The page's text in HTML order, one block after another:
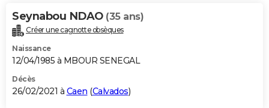
Seynabou NDAO (35 ans)
Créer une cagnotte obsèques
Naissance
12/04/1985 à MBOUR SENEGAL
Décès
26/02/2021 à Caen (Calvados)